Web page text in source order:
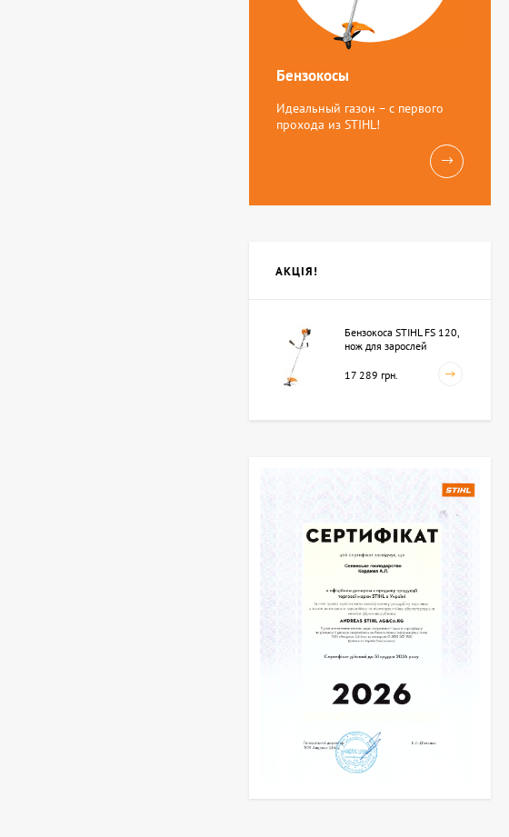
Бензокосы
Идеальный газон – с первого
прохода из STIHL!
АКЦІЯ!
Бензокоса STIHL FS 120,
нож для зарослей
17 289 грн.